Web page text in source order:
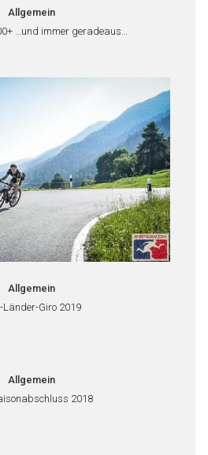
Allgemein
…und immer geradeaus…
Allgemein
Länder-Giro 2019
Allgemein
2018